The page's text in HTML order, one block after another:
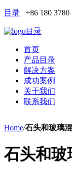
目录 +86 180 3780
目录
首页
产品目录
解决方案
成功案例
关于我们
联系我们
Home/石头和玻璃
石头和玻